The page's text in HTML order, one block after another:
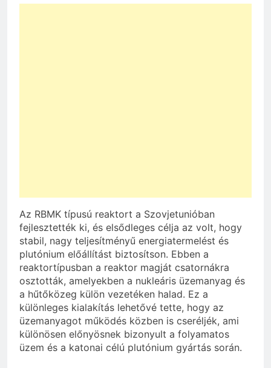
Az RBMK típusú reaktort a Szovjetunióban
fejlesztették ki, és elsődleges célja az volt, hogy
stabil, nagy teljesítményű energiatermelést és
plutónium előállítást biztosítson. Ebben a
reaktortípusban a reaktor magját csatornákra
osztották, amelyekben a nukleáris üzemanyag és
a hűtőközeg külön vezetéken halad. Ez a
különleges kialakítás lehetővé tette, hogy az
üzemanyagot működés közben is cseréljék, ami
különösen előnyösnek bizonyult a folyamatos
üzem és a katonai célú plutónium gyártás során.